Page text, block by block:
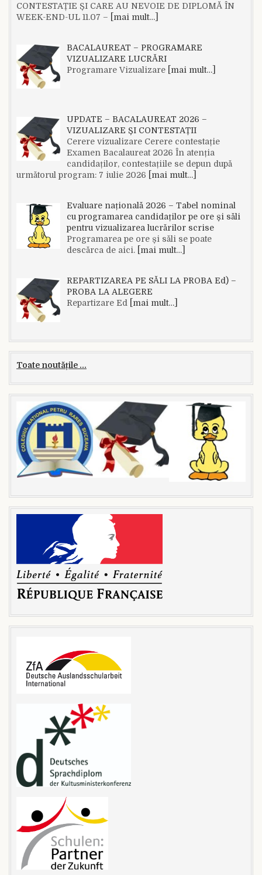
CONTESTAȚIE ȘI CARE AU NEVOIE DE DIPLOMĂ ÎN
WEEK-END-UL 11.07 –
[mai mult…]
BACALAUREAT – PROGRAMARE
VIZUALIZARE LUCRĂRI
Programare Vizualizare[mai mult…]
UPDATE – BACALAUREAT 2026 –
VIZUALIZARE ȘI CONTESTAȚII
Cerere vizualizare Cerere contestație
Examen Bacalaureat 2026 În atenția
candidaților, contestațiile se depun după
următorul program: 7 iulie 2026
[mai mult…]
Evaluare națională 2026 – Tabel nominal
cu programarea candidaților pe ore și săli
pentru vizualizarea lucrărilor scrise
Programarea pe ore și săli se poate
descărca de aici.[mai mult…]
REPARTIZAREA PE SĂLI LA PROBA Ed) –
PROBA LA ALEGERE
Repartizare Ed[mai mult…]
Toate noutățile ...